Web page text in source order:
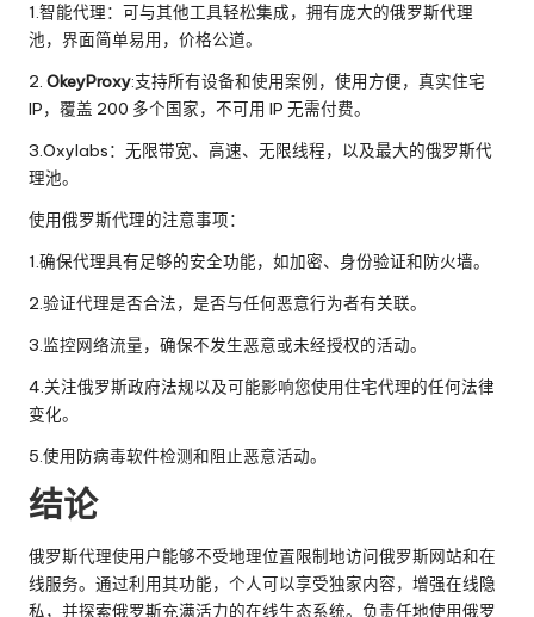
1.智能代理：可与其他工具轻松集成，拥有庞大的俄罗斯代理
池，界面简单易用，价格公道。
2. OkeyProxy:支持所有设备和使用案例，使用方便，真实住宅
IP，覆盖 200 多个国家，不可用 IP 无需付费。
3.Oxylabs：无限带宽、高速、无限线程，以及最大的俄罗斯代
理池。
使用俄罗斯代理的注意事项：
1.确保代理具有足够的安全功能，如加密、身份验证和防火墙。
2.验证代理是否合法，是否与任何恶意行为者有关联。
3.监控网络流量，确保不发生恶意或未经授权的活动。
4.关注俄罗斯政府法规以及可能影响您使用住宅代理的任何法律
变化。
5.使用防病毒软件检测和阻止恶意活动。
结论
俄罗斯代理使用户能够不受地理位置限制地访问俄罗斯网站和在
线服务。通过利用其功能，个人可以享受独家内容，增强在线隐
私，并探索俄罗斯充满活力的在线生态系统。负责任地使用俄罗